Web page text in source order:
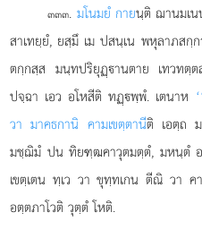
๓๓๓. มโนมยํ กายนฺติ ฌานมเ
สาเทยฺยํ, ยสฺมึ เม ปสนฺเน พหุลาภสกฺ
ตกฺกสฺส มนฺทปริยุฏฺานตาย เทวท
ปจฺฉา เอว อโหสีติ ทฏฺพฺพํ. เตนาห
วา มาคธกานิ คามเขตฺตานีติ เอตฺถ
มชฺฌิมํ ปน ทิยฑฺฒคาวุตมตฺตํ, มหนฺตํ อ
เขตฺเตน ทฺเว วา ขุทฺทเกน ตีณิ วา ค
อตฺตภาโวติ วุตฺตํ โหติ.